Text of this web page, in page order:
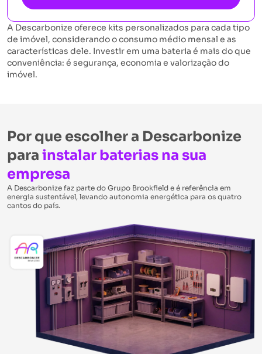
A Descarbonize oferece kits personalizados para cada tipo
de imóvel, considerando o consumo médio mensal e as
características dele. Investir em uma bateria é mais do que
conveniência: é segurança, economia e valorização do
imóvel.
Por que escolher a Descarbonize
para instalar baterias na sua
empresa
A Descarbonize faz parte do Grupo Brookfield e é referência em
energia sustentável, levando autonomia energética para os quatro
cantos do país.